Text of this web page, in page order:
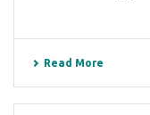
Read More